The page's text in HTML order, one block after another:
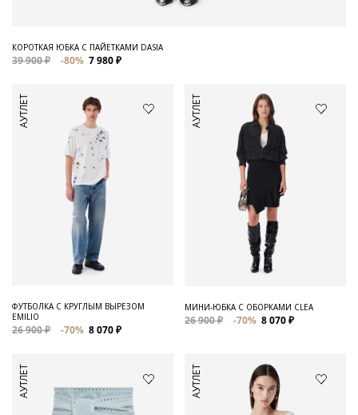
КОРОТКАЯ ЮБКА С ПАЙЕТКАМИ DASIA
39 900 ₽ -80% 7 980 ₽
АУТЛЕТ
ФУТБОЛКА С КРУГЛЫМ ВЫРЕЗОМ
EMILIO
26 900 ₽ -70% 8 070 ₽
АУТЛЕТ
МИНИ-ЮБКА С ОБОРКАМИ CLEA
26 900 ₽ -70% 8 070 ₽
АУТЛЕТ АУТЛЕТ